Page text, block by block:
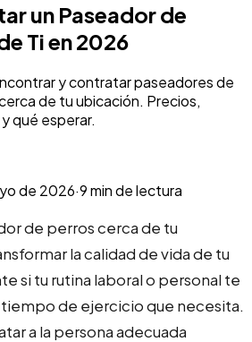
un Paseador de
Ti en 2026
y contratar paseadores de
de tu ubicación. Precios,
qué esperar.
de 2026·9min de lectura
de perros cerca de tu
la calidad de vida de tu
si tu rutina laboral o personal te
de ejercicio que necesita.
a la persona adecuada